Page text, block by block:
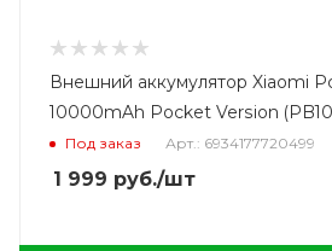
Внешний аккумулятор Xiaomi
10000mAh Pocket Version
Под заказ Арт.: 6934177720499
1 999 руб./шт